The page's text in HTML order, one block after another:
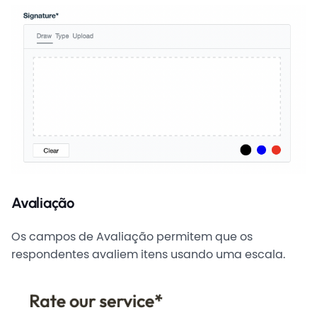
Avaliação
Os campos de Avaliação permitem que os
respondentes avaliem itens usando uma escala.